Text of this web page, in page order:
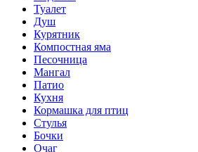
Туалет
Душ
Курятник
Компостная яма
Песочница
Мангал
Патио
Кухня
Кормашка для птиц
Стулья
Бочки
Очаг